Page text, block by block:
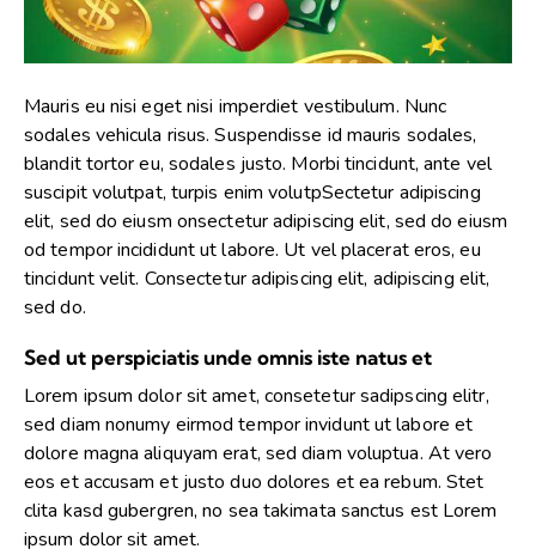
Mauris eu nisi eget nisi imperdiet vestibulum. Nunc
sodales vehicula risus. Suspendisse id mauris sodales,
blandit tortor eu, sodales justo. Morbi tincidunt, ante vel
suscipit volutpat, turpis enim volutpSectetur adipiscing
elit, sed do eiusm onsectetur adipiscing elit, sed do eiusm
od tempor incididunt ut labore. Ut vel placerat eros, eu
tincidunt velit. Consectetur adipiscing elit, adipiscing elit,
sed do.
Sed ut perspiciatis unde omnis iste natus et
Lorem ipsum dolor sit amet, consetetur sadipscing elitr,
sed diam nonumy eirmod tempor invidunt ut labore et
dolore magna aliquyam erat, sed diam voluptua. At vero
eos et accusam et justo duo dolores et ea rebum. Stet
clita kasd gubergren, no sea takimata sanctus est Lorem
ipsum dolor sit amet.